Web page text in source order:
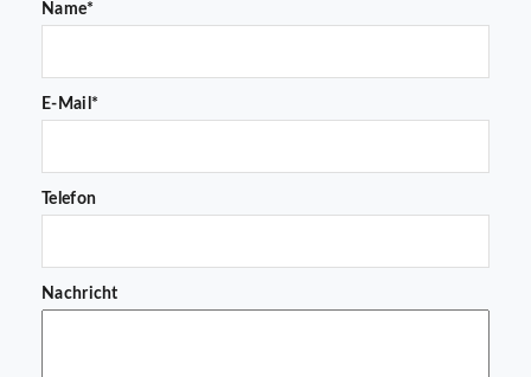
Name*
E-Mail*
Telefon
Nachricht